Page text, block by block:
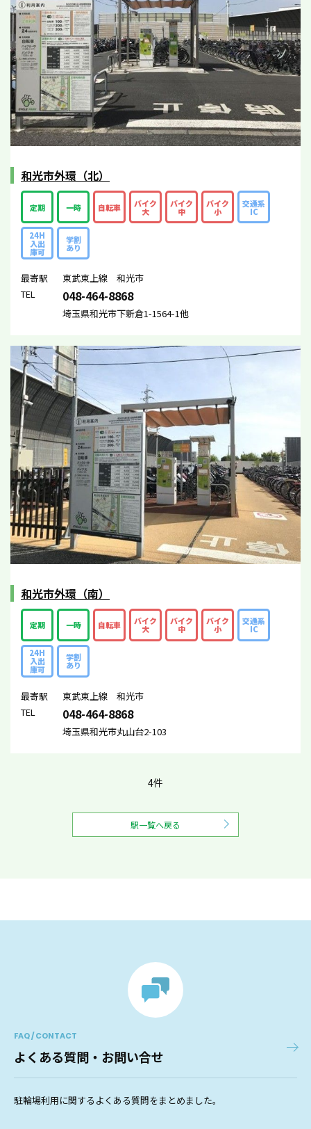
和光市外環（北）
定期 一時 自転車 バイク
大
バイク
中
バイク
小
交通系
IC
24H
入出
庫可
学割
あり
最寄駅
東武東上線 和光市
TEL
048-464-8868
埼玉県和光市下新倉1-1564-1他
和光市外環（南）
定期 一時 自転車 バイク
大
バイク
中
バイク
小
交通系
IC
24H
入出
庫可
学割
あり
最寄駅
東武東上線 和光市
TEL
048-464-8868
埼玉県和光市丸山台2-103
4件
駅一覧へ戻る
FAQ / CONTACT
よくある質問・お問い合せ
駐輪場利用に関するよくある質問をまとめました。